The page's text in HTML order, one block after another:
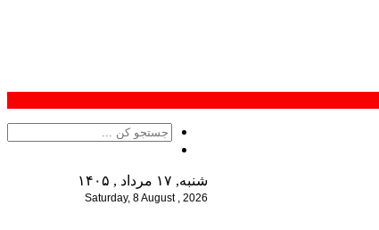
شنبه, ۱۷ مرداد , ۱۴۰۵
Saturday, 8 August , 2026